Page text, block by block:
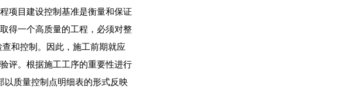
项目建设控制基准是衡量和保证
得一个高质量的工程，必须对整
和控制。因此，施工前期就应
评。根据施工工序的重要性进行
质量控制点明细表的形式反映